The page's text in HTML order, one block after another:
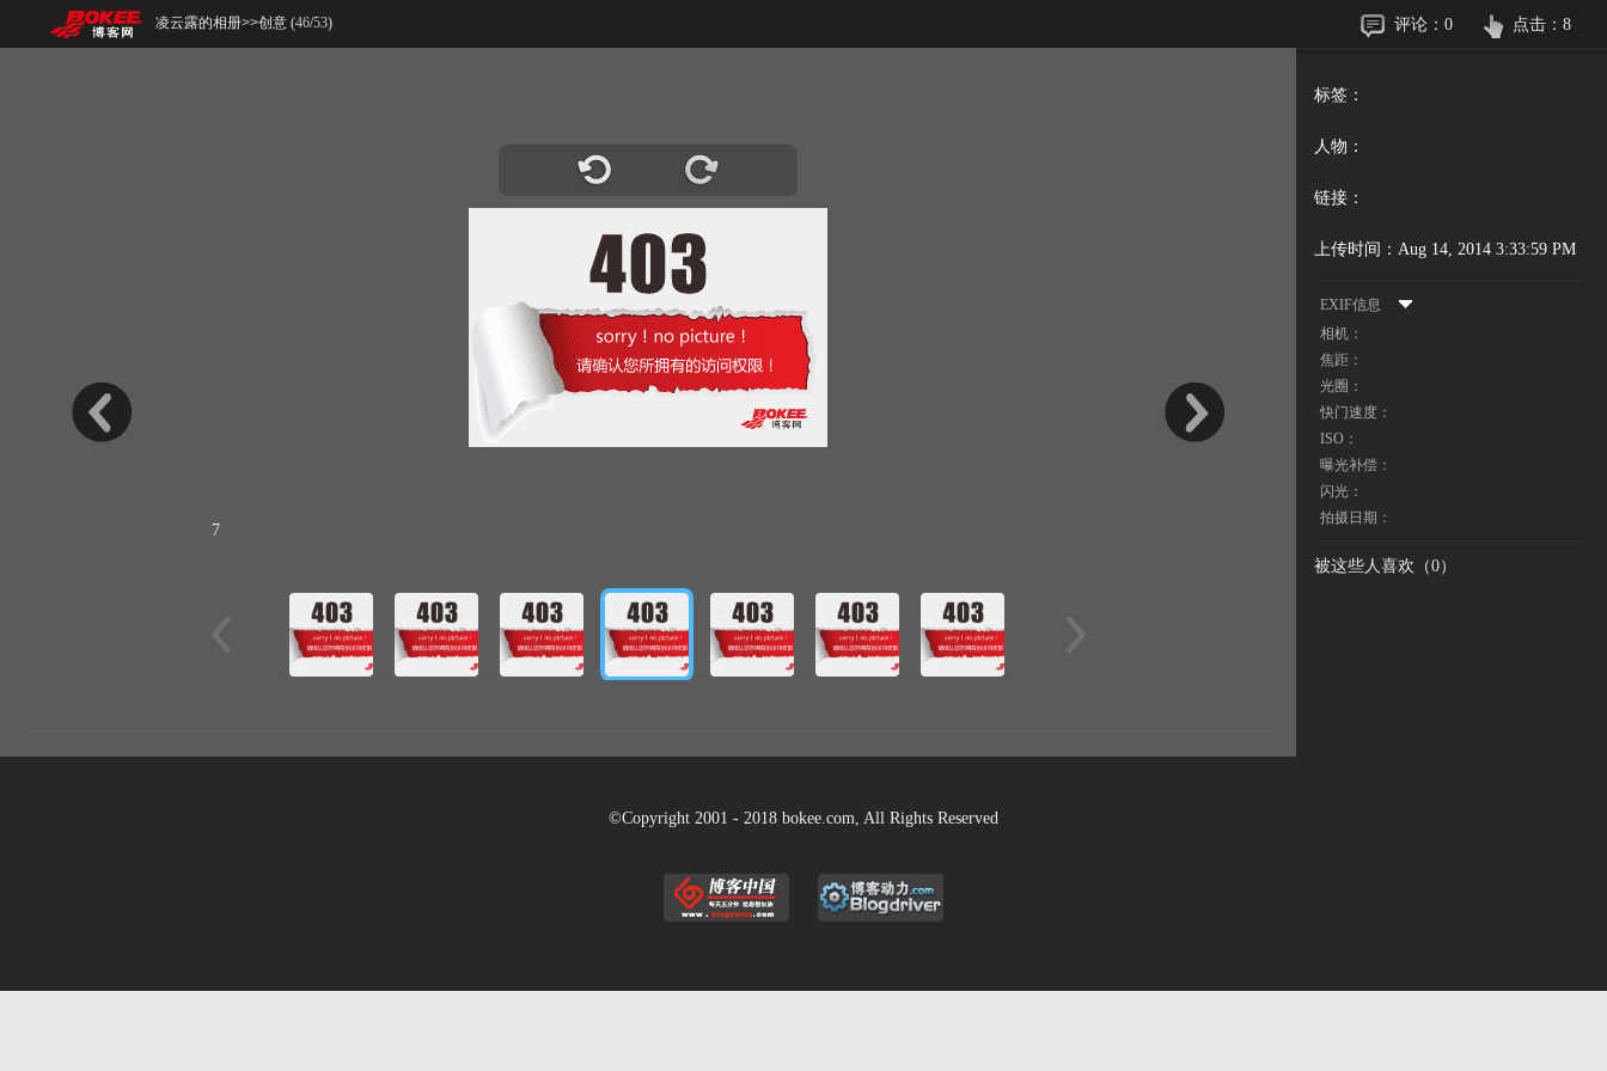
凌云露的相册>>创意 (46/53) 点击： 8
评论： 0
标签：
人物：
链接：
上传时间： Aug 14, 2014 3:33:59 PM
EXIF信息
相机：
焦距：
光圈：
快门速度：
ISO：
曝光补偿：
闪光：
拍摄日期：
被这些人喜欢（0）
7
©Copyright 2001 - 2018 bokee.com, All Rights Reserved